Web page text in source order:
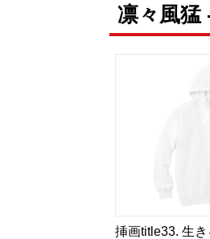
凛々風猛
挿画title33. 生